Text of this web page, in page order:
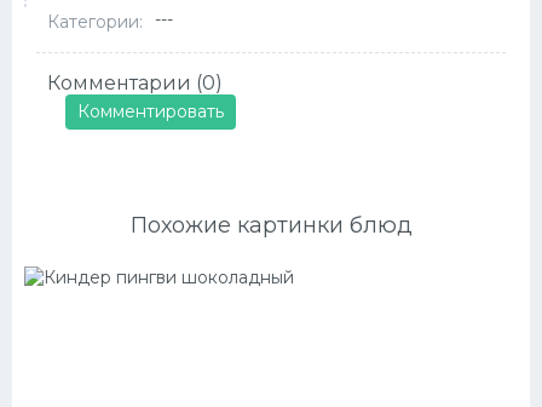
Категории: ---
Комментарии (0)
Комментировать
Похожие картинки блюд